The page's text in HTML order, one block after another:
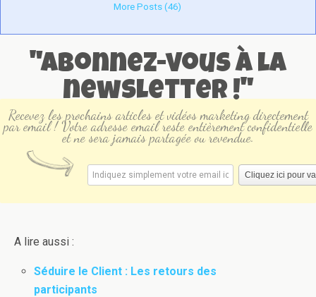
More Posts (46)
"Abonnez-vous à la
newsletter !"
Recevez les prochains articles et vidéos marketing directement
par email ! Votre adresse email reste entièrement confidentielle
et ne sera jamais partagée ou revendue.
A lire aussi :
Séduire le Client : Les retours des
participants